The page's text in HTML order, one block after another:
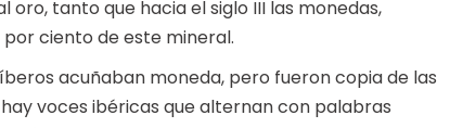
tanto que hacia el siglo III las monedas,
ciento de este mineral.
acuñaban moneda, pero fueron copia de las
voces ibéricas que alternan con palabras